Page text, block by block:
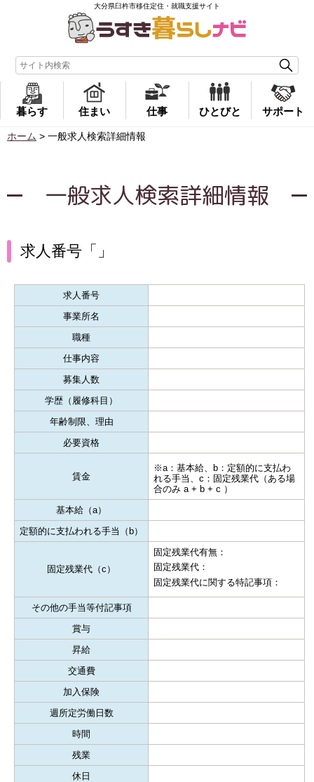
大分県臼杵市移住定住・就職支援サイト
暮らす 住まい 仕事 ひとびと サポート
ホーム > 一般求人検索詳細情報
一般求人検索詳細情報
求人番号「」
求人番号
事業所名
職種
仕事内容
募集人数
学歴（履修科目）
年齢制限、理由
必要資格
賃金
※a：基本給、b：定額的に支払わ
れる手当、c：固定残業代（ある場
合のみ a + b + c ）
基本給（a）
定額的に支払われる手当（b）
固定残業代（c）
固定残業代有無：
固定残業代：
固定残業代に関する特記事項：
その他の手当等付記事項
賞与
昇給
交通費
加入保険
週所定労働日数
時間
残業
休日